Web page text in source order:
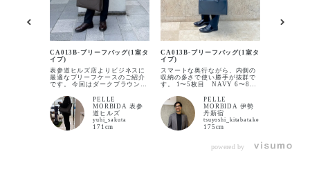
カートに入れる
CHACOAL GRAY カートに入れる
CA013B-ブリーフバッグ(1室タ
イプ)
表参道ヒルズ店よりビジネスに
最適なブリーフケースのご紹介
です。 今回はダークブラウンの
ートでのビジネススタイリング
です。 ブラウンの色味は落ち着
きや、親しみやすさを与える色
なので使いやすいカラーでもあ
ります。 ジャケット、シャツの
色味を落ち着かせ、ベルトや靴
PELLE
MORBIDA 表参
道ヒルズ
yuhi_sakuta
171cm
CA013B-ブリーフバッグ(1室タ
イプ)
スマートな奥行ながら、内側の
収納の多さで使い勝手が抜群で
す。 1〜5枚目 NAVY 6〜8枚
PELLE
MORBIDA 伊勢
丹新宿
tsuyoshi_kitabatake
175cm
です。 今回撮影で使用してるの
は
powered by